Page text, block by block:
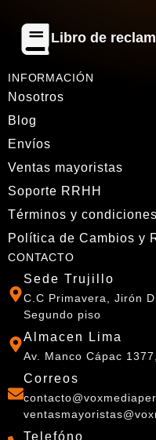
Libro de
INFORMACIÓN
Nosotros
Blog
Envíos
Ventas mayoristas
Soporte RRHH
Términos y condiciones
Política de Cambios y
CONTACTO
Sede Trujillo
C.C Primavera, Jirón
Segundo piso
Almacen Lima
Av. Manco Cápac
Correos
Telefóno